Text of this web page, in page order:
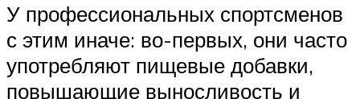
У профессиональных спортсменов
с этим иначе: во-первых, они часто
употребляют пищевые добавки,
повышающие выносливость и